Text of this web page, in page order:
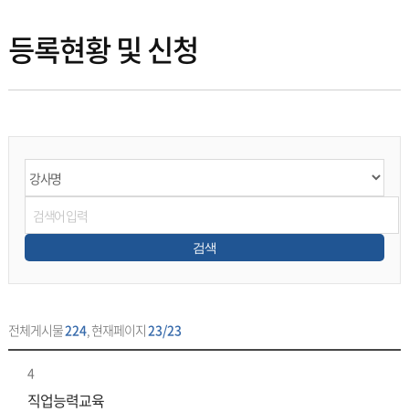
등록현황 및 신청
검색
전체게시물224, 현재페이지23/23
4
직업능력교육